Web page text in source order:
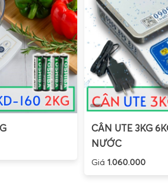
sự cố, bạn có thể tự xử lý một
CÂN UTE 3KG
NƯỚC
Giá1.060.000